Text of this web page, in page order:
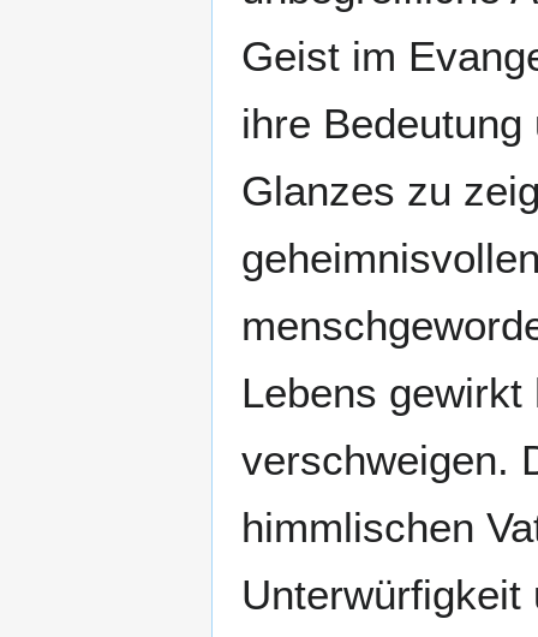
Geist im
ihre
Glanzes zu
Lebens
verschweigen.
himmlischen